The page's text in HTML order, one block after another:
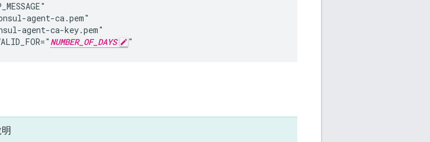
agent-ca.pem"
agent-ca-key.pem"
NUMBER_OF_DAYS "